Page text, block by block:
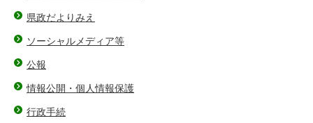
県政だよりみえ
ソーシャルメディア等
公報
情報公開・個人情報保護
行政手続